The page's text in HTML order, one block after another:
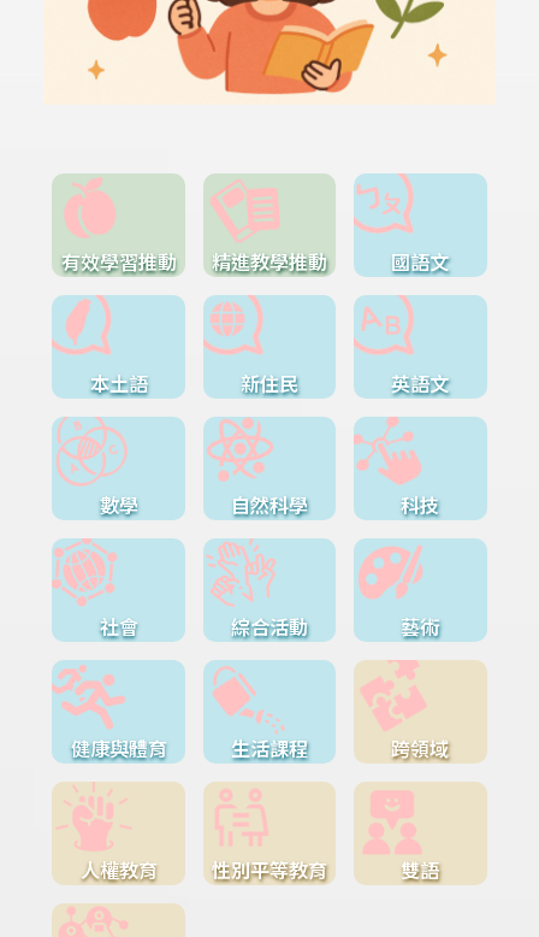
有效學習推動 精進教學推動 國語文
本土語 新住民 英語文
數學 自然科學 科技
社會 綜合活動 藝術
健康與體育 生活課程 跨領域
人權教育 性別平等教育 雙語